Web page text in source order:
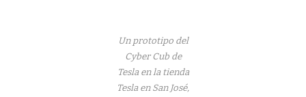
Un prototipo del
Cyber ​​Cub de
Tesla en la tienda
Tesla en San José,